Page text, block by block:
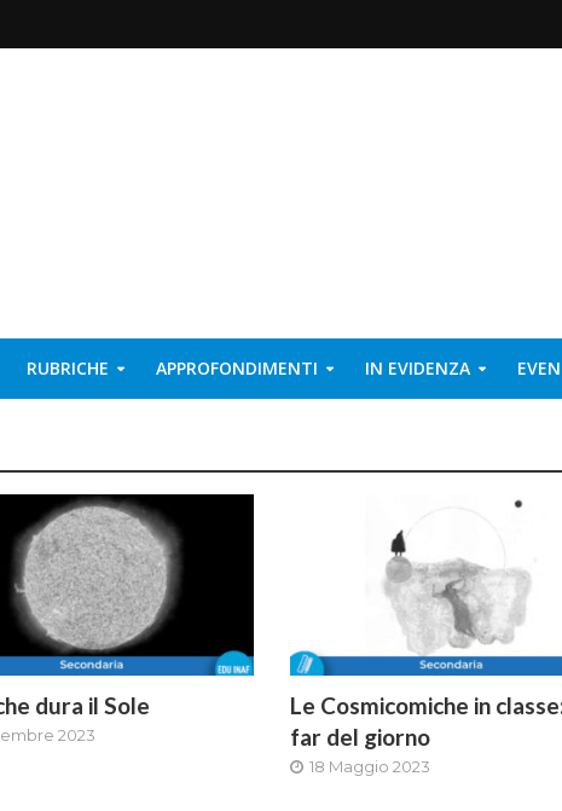
RUBRICHE APPROFONDIMENTI IN EVIDENZA
dura il Sole
2023
Le Cosmicomiche in
far del giorno
18 Maggio 2023